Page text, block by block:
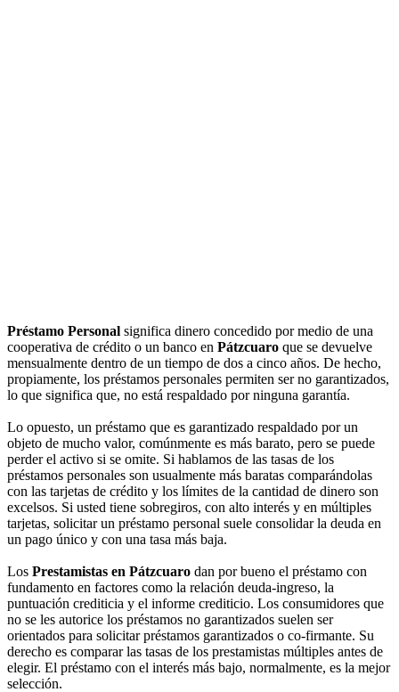
Préstamo Personal significa dinero concedido por medio de una
cooperativa de crédito o un banco en Pátzcuaro que se devuelve
mensualmente dentro de un tiempo de dos a cinco años. De hecho,
propiamente, los préstamos personales permiten ser no garantizados,
lo que significa que, no está respaldado por ninguna garantía.
Lo opuesto, un préstamo que es garantizado respaldado por un
objeto de mucho valor, comúnmente es más barato, pero se puede
perder el activo si se omite. Si hablamos de las tasas de los
préstamos personales son usualmente más baratas comparándolas
con las tarjetas de crédito y los límites de la cantidad de dinero son
excelsos. Si usted tiene sobregiros, con alto interés y en múltiples
tarjetas, solicitar un préstamo personal suele consolidar la deuda en
un pago único y con una tasa más baja.
Los Prestamistas en Pátzcuaro dan por bueno el préstamo con
fundamento en factores como la relación deuda-ingreso, la
puntuación crediticia y el informe crediticio. Los consumidores que
no se les autorice los préstamos no garantizados suelen ser
orientados para solicitar préstamos garantizados o co-firmante. Su
derecho es comparar las tasas de los prestamistas múltiples antes de
elegir. El préstamo con el interés más bajo, normalmente, es la mejor
selección.